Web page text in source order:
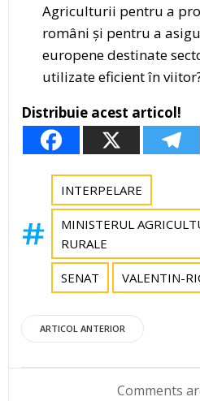
Agriculturii pentru a
români și pentru a
europene destinate
utilizate eficient în
Distribuie acest articol!
INTERPELARE
MINISTERUL
RURALE
SENAT VALENTIN-
Post
navigation
ARTICOL ANTERIOR
Comments